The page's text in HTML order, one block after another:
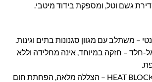
גשם וטל, ומספקת בידוד מיטבי.
– משתלב עם מגוון סגנונות בתים וגינות.
חלד – חזקה במיוחד, אינה מחלידה וללא
• קירוי פוליקרבונט HEAT BLOCK – הצללה מלאה, הפחתת חום